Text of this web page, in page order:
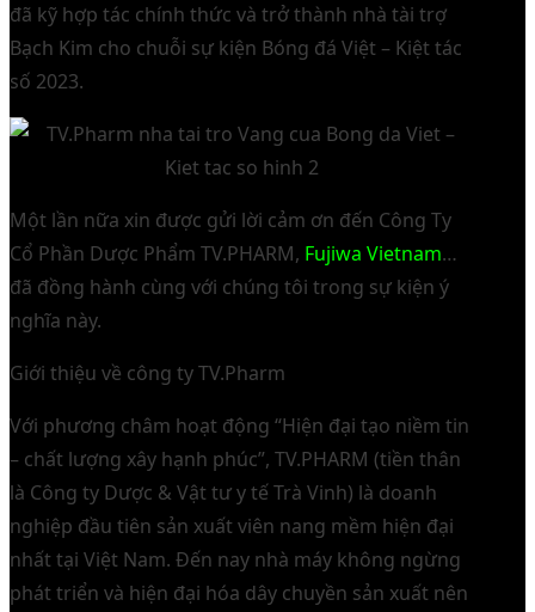
đã kỹ hợp tác chính thức và trở thành nhà tài trợ
Bạch Kim cho chuỗi sự kiện Bóng đá Việt – Kiệt tác
số 2023.
Một lần nữa xin được gửi lời cảm ơn đến Công Ty
Cổ Phần Dược Phẩm TV.PHARM, Fujiwa Vietnam…
đã đồng hành cùng với chúng tôi trong sự kiện ý
nghĩa này.
Giới thiệu về công ty TV.Pharm
Với phương châm hoạt động “Hiện đại tạo niềm tin
– chất lượng xây hạnh phúc”, TV.PHARM (tiền thân
là Công ty Dược & Vật tư y tế Trà Vinh) là doanh
nghiệp đầu tiên sản xuất viên nang mềm hiện đại
nhất tại Việt Nam. Đến nay nhà máy không ngừng
phát triển và hiện đại hóa dây chuyền sản xuất nên